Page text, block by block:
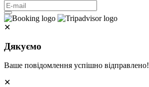
✕
Дякуємо
Ваше повідомлення успішно відправлено!
✕